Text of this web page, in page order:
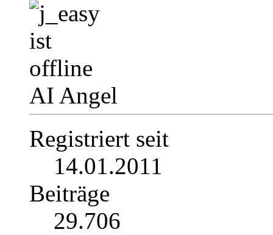
AI Angel
Registriert seit
14.01.2011
Beiträge
29.706